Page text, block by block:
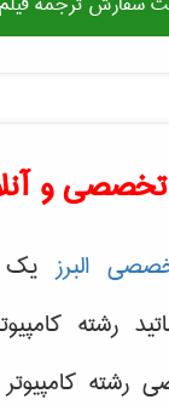
و
البرزیک
رشته
رشته